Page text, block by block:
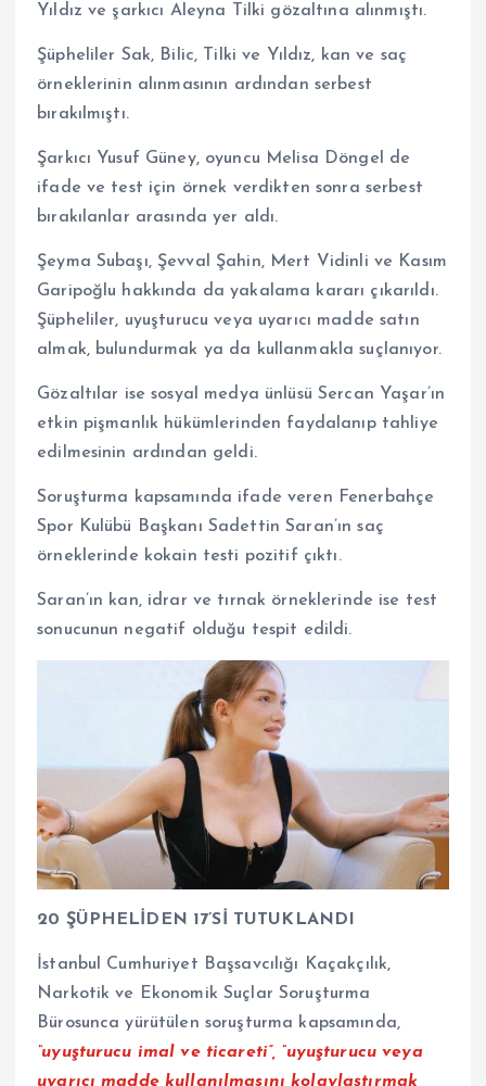
Yıldız ve şarkıcı Aleyna Tilki gözaltına alınmıştı.
Şüpheliler Sak, Bilic, Tilki ve Yıldız, kan ve saç
örneklerinin alınmasının ardından serbest
bırakılmıştı.
Şarkıcı Yusuf Güney, oyuncu Melisa Döngel de
ifade ve test için örnek verdikten sonra serbest
bırakılanlar arasında yer aldı.
Şeyma Subaşı, Şevval Şahin, Mert Vidinli ve Kasım
Garipoğlu hakkında da yakalama kararı çıkarıldı.
Şüpheliler, uyuşturucu veya uyarıcı madde satın
almak, bulundurmak ya da kullanmakla suçlanıyor.
Gözaltılar ise sosyal medya ünlüsü Sercan Yaşar’ın
etkin pişmanlık hükümlerinden faydalanıp tahliye
edilmesinin ardından geldi.
Soruşturma kapsamında ifade veren Fenerbahçe
Spor Kulübü Başkanı Sadettin Saran’ın saç
örneklerinde kokain testi pozitif çıktı.
Saran’ın kan, idrar ve tırnak örneklerinde ise test
sonucunun negatif olduğu tespit edildi.
20 ŞÜPHELİDEN 17’Sİ TUTUKLANDI
İstanbul Cumhuriyet Başsavcılığı Kaçakçılık,
Narkotik ve Ekonomik Suçlar Soruşturma
Bürosunca yürütülen soruşturma kapsamında,
“uyuşturucu imal ve ticareti”, “uyuşturucu veya
uyarıcı madde kullanılmasını kolaylaştırmak